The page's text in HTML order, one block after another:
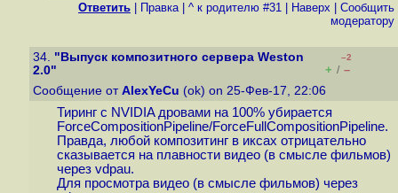
Ответить Правка| ^ к родителю #31 Наверх
Cообщить
модератору
34. "Выпуск композитного сервера Weston
2.0"
–2
+ / –
Сообщение от AlexYeCu (ok) on 25-Фев-17, 22:06
Тиринг с NVIDIA дровами на 100% убирается
ForceCompositionPipeline/ForceFullCompositionPipeline.
Правда, любой композитинг в иксах отрицательно
сказывается на плавности видео (в смысле фильмов)
через vdpau.
Для просмотра видео (в смысле фильмов) через